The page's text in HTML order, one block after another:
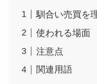
馴合い売買を
使われる場面
注意点
関連用語